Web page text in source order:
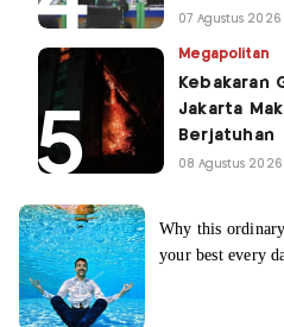
07 Agustus 2026
Megapolitan
Kebakaran
Jakarta
Berjatuhan
08 Agustus 2026